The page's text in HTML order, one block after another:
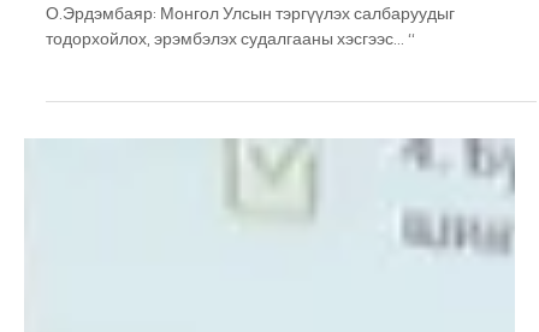
О.Эрдэмбаяр: Монгол Улсын тэргүүлэх салбаруудыг
тодорхойлох, эрэмбэлэх судалгааны хэсгээс… “